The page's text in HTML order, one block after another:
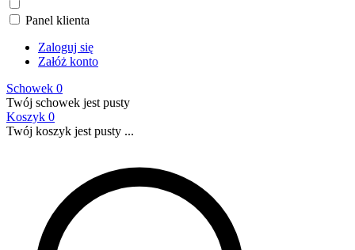
Panel klienta
Zaloguj się
Załóż konto
Schowek 0
Twój schowek jest pusty
Koszyk 0
Twój koszyk jest pusty ...